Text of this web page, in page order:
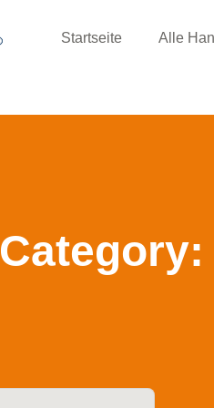
Startseite Alle